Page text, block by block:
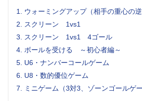
1. ウォーミングアップ（相手の重心の逆
2.
スクリーン 1vs1
3.
スクリーン 1vs1 4ゴール
4. ボールを受ける ～初心者編～
5. U6・ナンバーコールゲーム
6. U8・数的優位ゲーム
7.
ミニゲーム（3対3、ゾーンゴールゲー